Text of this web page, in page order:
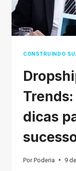
CONSTRUINDO
dicas
Por Poderia 9